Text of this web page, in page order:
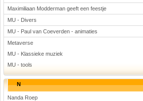
Maximiliaan Modderman geeft een feestje
MU - Divers
MU - Paul van Coeverden - animaties
Metaverse
MU - Klassieke muziek
MU - tools
N
Nanda Roep